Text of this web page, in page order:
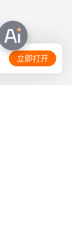
立即打开